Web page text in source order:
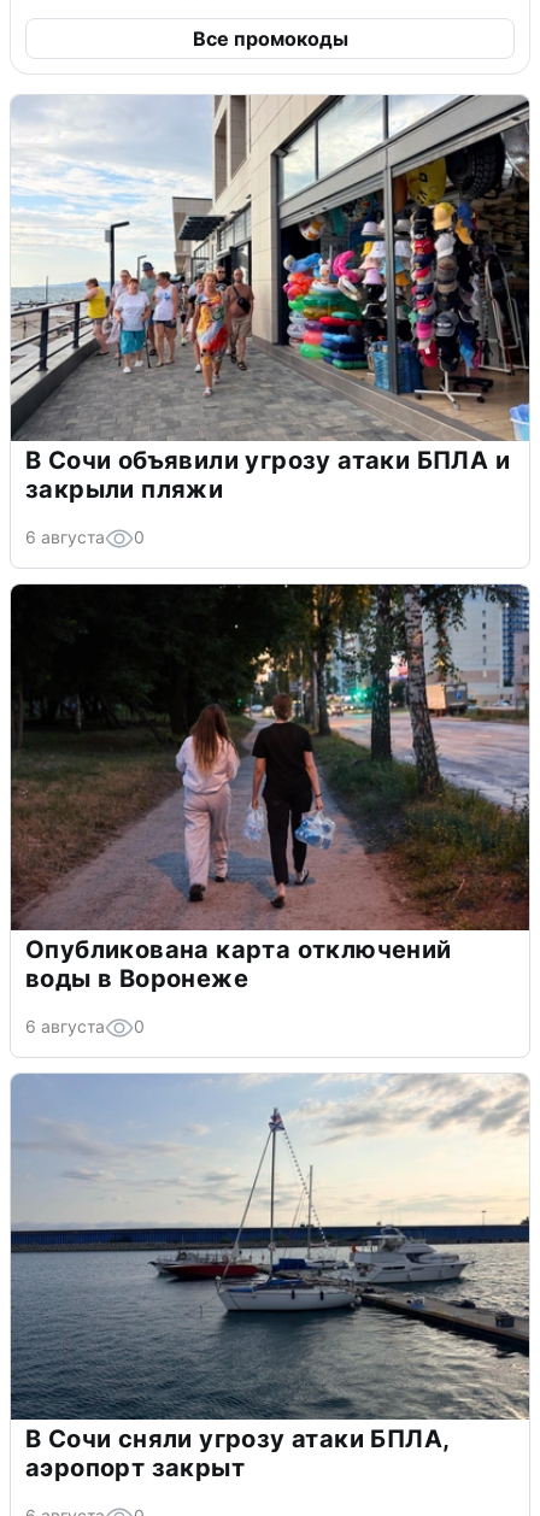
Все промокоды
В Сочи объявили угрозу атаки БПЛА и
закрыли пляжи
6 августа 0
Опубликована карта отключений
воды в Воронеже
6 августа 0
В Сочи сняли угрозу атаки БПЛА,
аэропорт закрыт